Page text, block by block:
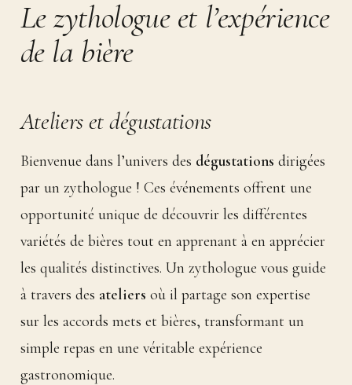
Le zythologue et l’expérience
de la bière
Ateliers et dégustations
Bienvenue dans l’univers des dégustations dirigées
par un zythologue ! Ces événements offrent une
opportunité unique de découvrir les différentes
variétés de bières tout en apprenant à en apprécier
les qualités distinctives. Un zythologue vous guide
à travers des ateliers où il partage son expertise
sur les accords mets et bières, transformant un
simple repas en une véritable expérience
gastronomique.